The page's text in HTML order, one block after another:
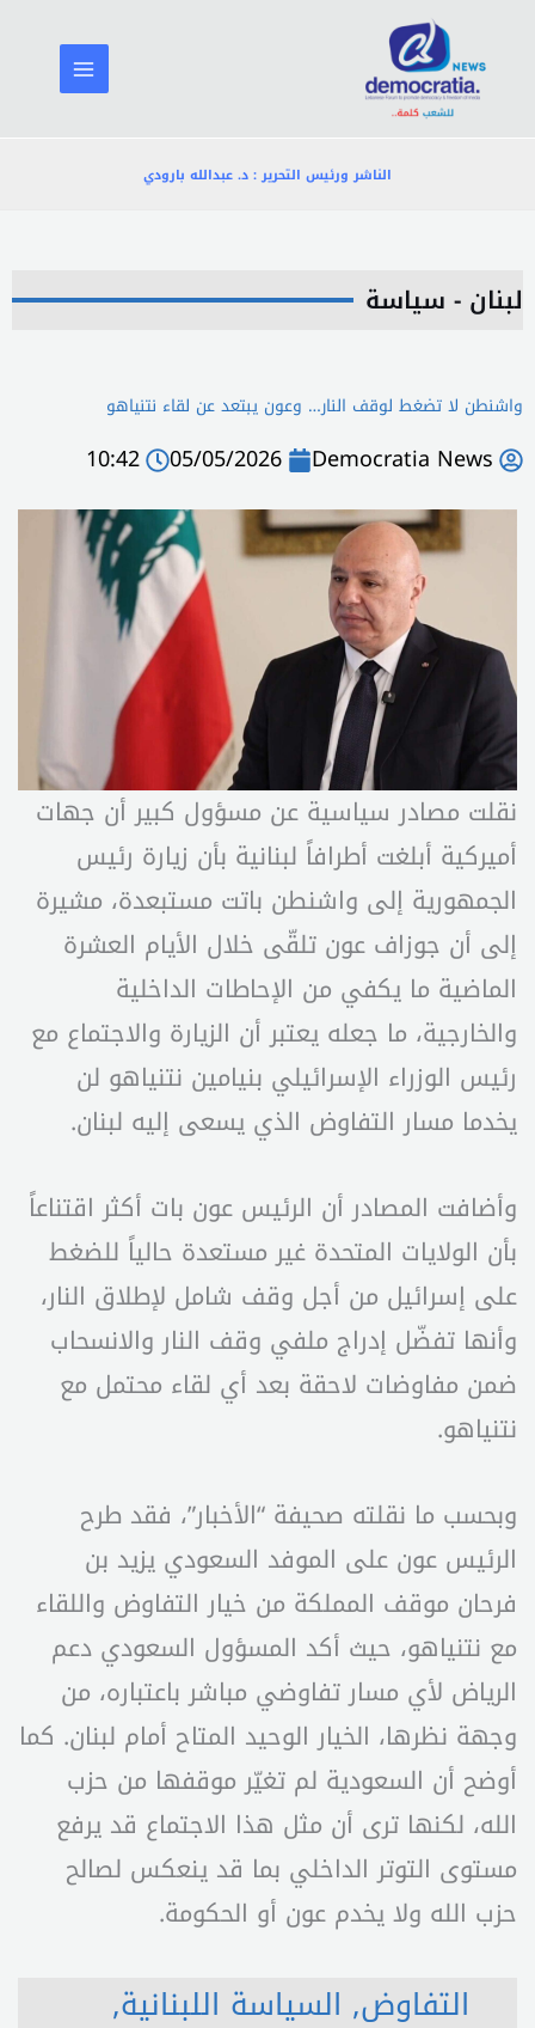
المحتوى
الناشر ورئيس التحرير : د. عبدالله بارودي
لبنان - سياسة
واشنطن لا تضغط لوقف النار… وعون يبتعد عن لقاء نتنياهو
Democratia News
05/05/2026
10:42
نقلت مصادر سياسية عن مسؤول كبير أن جهات
أميركية أبلغت أطرافاً لبنانية بأن زيارة رئيس
الجمهورية إلى واشنطن باتت مستبعدة، مشيرة
إلى أن جوزاف عون تلقّى خلال الأيام العشرة
الماضية ما يكفي من الإحاطات الداخلية
والخارجية، ما جعله يعتبر أن الزيارة والاجتماع مع
رئيس الوزراء الإسرائيلي بنيامين نتنياهو لن
يخدما مسار التفاوض الذي يسعى إليه لبنان.
وأضافت المصادر أن الرئيس عون بات أكثر اقتناعاً
بأن الولايات المتحدة غير مستعدة حالياً للضغط
على إسرائيل من أجل وقف شامل لإطلاق النار،
وأنها تفضّل إدراج ملفي وقف النار والانسحاب
ضمن مفاوضات لاحقة بعد أي لقاء محتمل مع
نتنياهو.
وبحسب ما نقلته صحيفة “الأخبار”، فقد طرح
الرئيس عون على الموفد السعودي يزيد بن
فرحان موقف المملكة من خيار التفاوض واللقاء
مع نتنياهو، حيث أكد المسؤول السعودي دعم
الرياض لأي مسار تفاوضي مباشر باعتباره، من
وجهة نظرها، الخيار الوحيد المتاح أمام لبنان. كما
أوضح أن السعودية لم تغيّر موقفها من حزب
الله، لكنها ترى أن مثل هذا الاجتماع قد يرفع
مستوى التوتر الداخلي بما قد ينعكس لصالح
حزب الله ولا يخدم عون أو الحكومة.
التفاوض, السياسة اللبنانية,